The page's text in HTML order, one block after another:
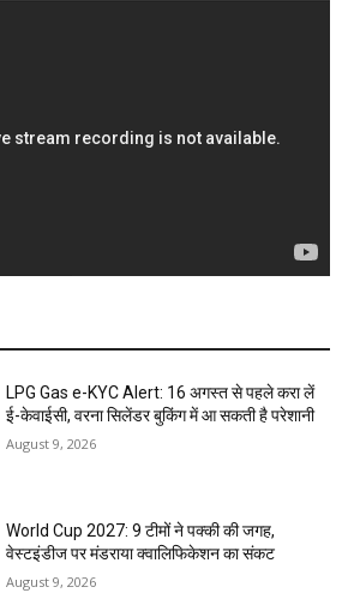
LPG Gas e-KYC Alert: 16 अगस्त से पहले करा लें
ई-केवाईसी, वरना सिलेंडर बुकिंग में आ सकती है परेशानी
August 9, 2026
World Cup 2027: 9 टीमों ने पक्की की जगह,
वेस्टइंडीज पर मंडराया क्वालिफिकेशन का संकट
August 9, 2026